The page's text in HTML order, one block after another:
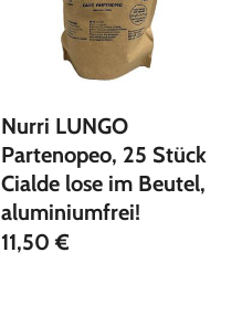
Nurri LUNGO
Partenopeo, 25 Stück
Cialde lose im Beutel,
aluminiumfrei!
11,50 €